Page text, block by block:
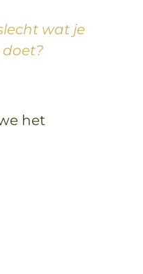
wat je
het